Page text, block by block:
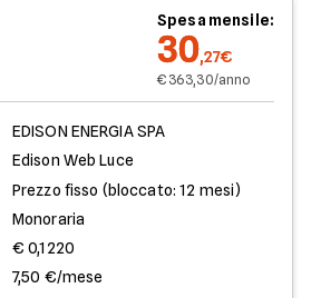
Spesa mensile:
30,27€
€ 363,30/anno
EDISON ENERGIA SPA
Edison Web Luce
Prezzo fisso (bloccato: 12 mesi)
Monoraria
€ 0,1220
7,50 €/mese